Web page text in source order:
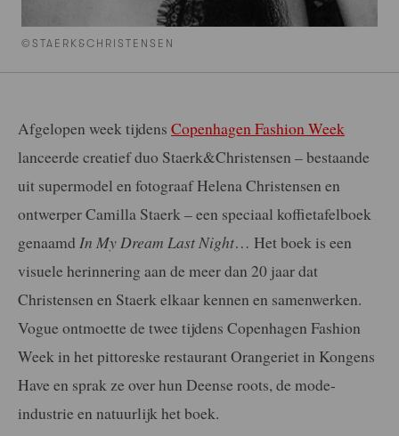
©STAERK&CHRISTENSEN
Afgelopen week tijdens Copenhagen Fashion Week
lanceerde creatief duo Staerk&Christensen – bestaande
uit supermodel en fotograaf Helena Christensen en
ontwerper Camilla Staerk – een speciaal koffietafelboek
genaamd In My Dream Last Night… Het boek is een
visuele herinnering aan de meer dan 20 jaar dat
Christensen en Staerk elkaar kennen en samenwerken.
Vogue ontmoette de twee tijdens Copenhagen Fashion
Week in het pittoreske restaurant Orangeriet in Kongens
Have en sprak ze over hun Deense roots, de mode-
industrie en natuurlijk het boek.